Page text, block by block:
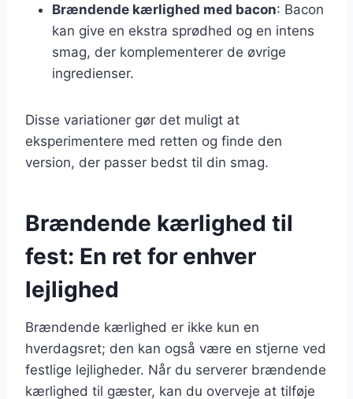
Brændende kærlighed med bacon: Bacon
kan give en ekstra sprødhed og en intens
smag, der komplementerer de øvrige
ingredienser.
Disse variationer gør det muligt at
eksperimentere med retten og finde den
version, der passer bedst til din smag.
Brændende kærlighed til
fest: En ret for enhver
lejlighed
Brændende kærlighed er ikke kun en
hverdagsret; den kan også være en stjerne ved
festlige lejligheder. Når du serverer brændende
kærlighed til gæster, kan du overveje at tilføje